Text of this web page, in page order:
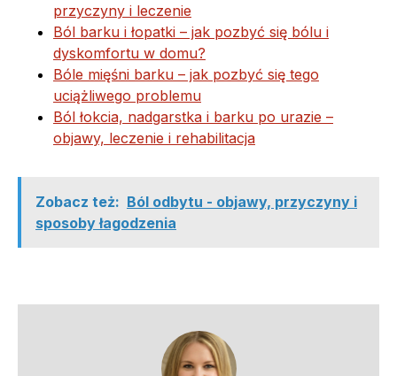
przyczyny i leczenie
Ból barku i łopatki – jak pozbyć się bólu i
dyskomfortu w domu?
Bóle mięśni barku – jak pozbyć się tego
uciążliwego problemu
Ból łokcia, nadgarstka i barku po urazie –
objawy, leczenie i rehabilitacja
Zobacz też: Ból odbytu - objawy, przyczyny i
sposoby łagodzenia